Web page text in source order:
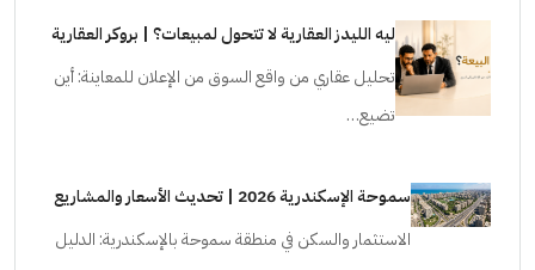
ليه الليدز العقارية لا تتحول لمبيعات؟ | بروكر العقارية
تحليل عقاري من واقع السوق من الإعلان للمعاينة: أين
تضيع…
سموحة الإسكندرية 2026 | تحديث الأسعار والمشاريع
الاستثمار والسكن في منطقة سموحة بالإسكندرية: الدليل